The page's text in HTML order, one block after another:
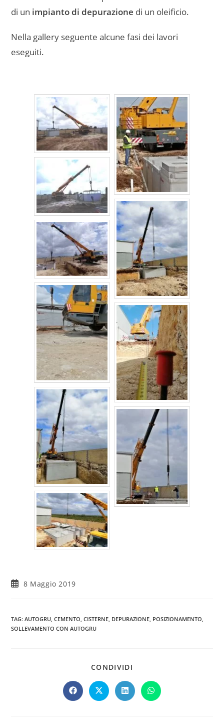
di un impianto di depurazione di un oleificio.
Nella gallery seguente alcune fasi dei lavori
eseguiti.
8 Maggio 2019
TAG:AUTOGRU CEMENTO CISTERNE DEPURAZIONE POSIZIONAMENTO
SOLLEVAMENTO CON AUTOGRU
CONDIVIDI